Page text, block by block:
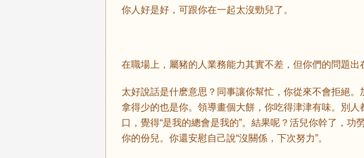
你人好是好，可跟你在一起太沒勁兒了。
在職場上，屬豬的人業務能力其實不差，但你們的問題出
太好說話是什麽意思？同事讓你幫忙，你從來不會拒絕
拿得少的也是你。領導畫個大餅，你吃得津津有味。別
口，覺得“是我的總會是我的”。結果呢？活兒你幹了，功
你的份兒。你還安慰自己說“沒關係，下次努力”。